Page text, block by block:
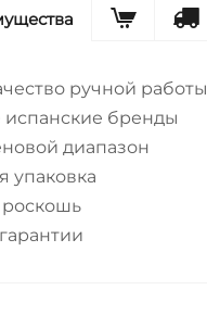
ручной работы
бренды
диапазон